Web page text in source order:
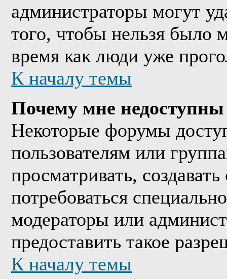
администраторы могут
того, чтобы нельзя было
время как люди уже
К началу темы
Почему мне
Некоторые форумы
пользователям или
просматривать,
потребоваться
модераторы или
предоставить такое
К началу темы